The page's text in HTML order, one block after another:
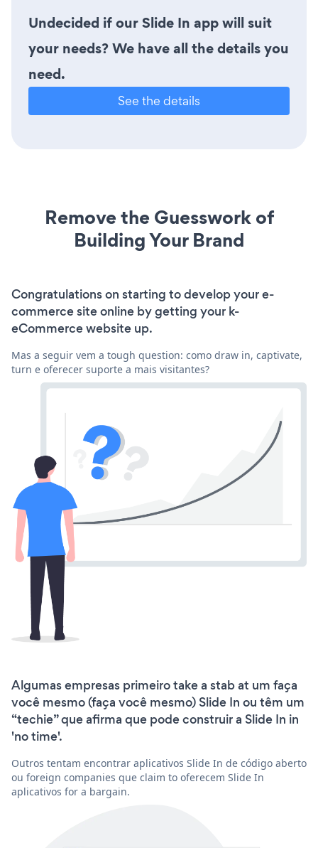
Undecided if our Slide In app will suit
your needs? We have all the details you
need.
See the details
Remove the Guesswork of
Building Your Brand
Congratulations on starting to develop your e-
commerce site online by getting your k-
eCommerce website up.
Mas a seguir vem a tough question: como draw in, captivate,
turn e oferecer suporte a mais visitantes?
Algumas empresas primeiro take a stab at um faça
você mesmo (faça você mesmo) Slide In ou têm um
“techie” que afirma que pode construir a Slide In in
'no time'.
Outros tentam encontrar aplicativos Slide In de código aberto
ou foreign companies que claim to oferecem Slide In
aplicativos for a bargain.